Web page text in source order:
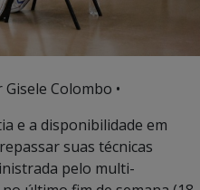
Gisele Colombo •
e a disponibilidade em
suas técnicas
pelo multi-